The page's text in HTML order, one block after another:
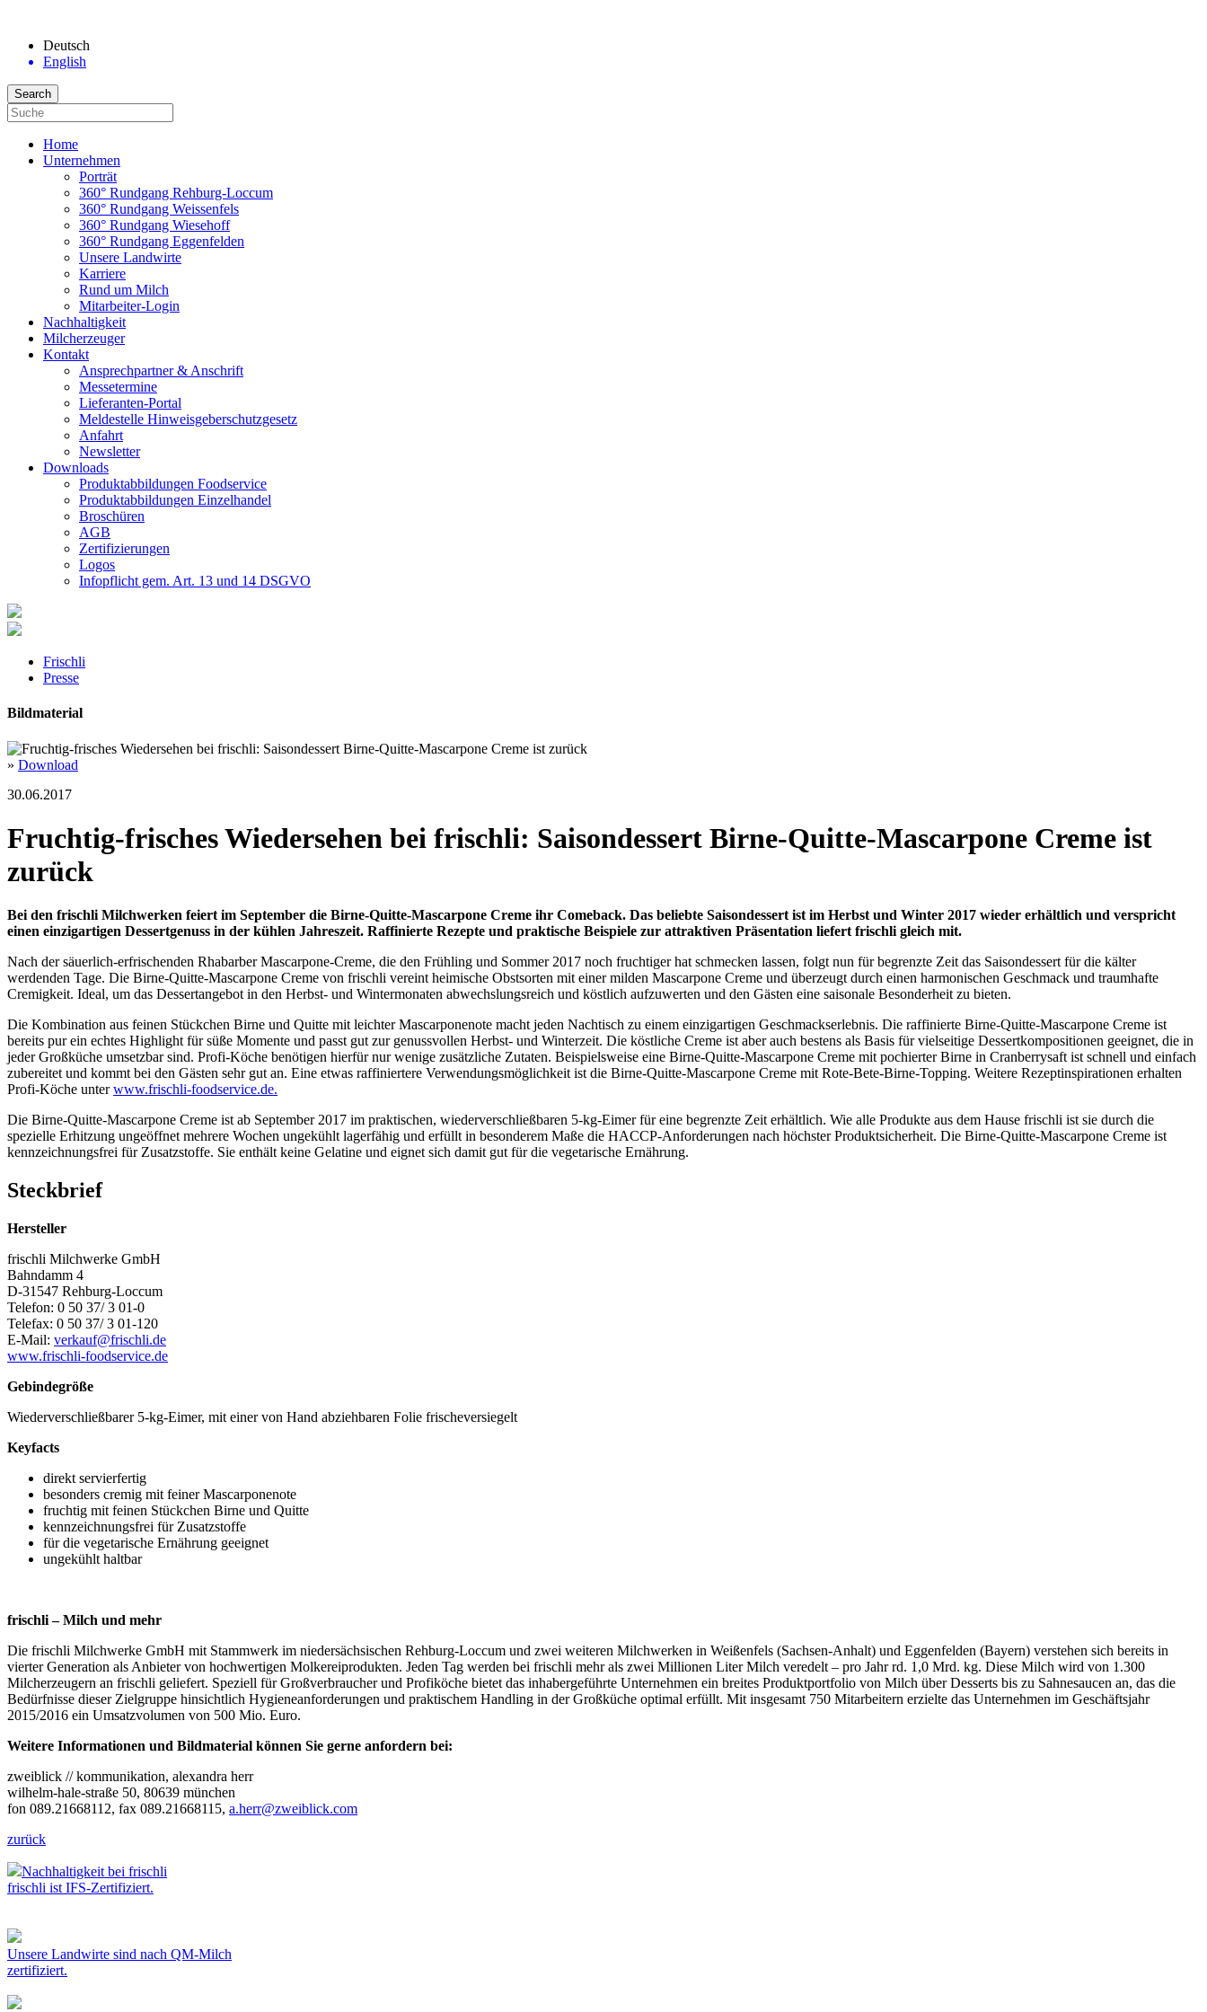
Deutsch
English
Home
Unternehmen
Porträt
360° Rundgang Rehburg-Loccum
360° Rundgang Weissenfels
360° Rundgang Wiesehoff
360° Rundgang Eggenfelden
Unsere Landwirte
Karriere
Rund um Milch
Mitarbeiter-Login
Nachhaltigkeit
Milcherzeuger
Kontakt
Ansprechpartner & Anschrift
Messetermine
Lieferanten-Portal
Meldestelle Hinweisgeberschutzgesetz
Anfahrt
Newsletter
Downloads
Produktabbildungen Foodservice
Produktabbildungen Einzelhandel
Broschüren
AGB
Zertifizierungen
Logos
Infopflicht gem. Art. 13 und 14 DSGVO
Frischli
Presse
Bildmaterial
» Download
30.06.2017
Fruchtig-frisches Wiedersehen bei frischli: Saisondessert Birne-Quitte-Mascarpone Creme ist
zurück
Bei den frischli Milchwerken feiert im September die Birne-Quitte-Mascarpone Creme ihr Comeback. Das beliebte Saisondessert ist im Herbst und Winter 2017 wieder erhältlich und verspricht
einen einzigartigen Dessertgenuss in der kühlen Jahreszeit. Raffinierte Rezepte und praktische Beispiele zur attraktiven Präsentation liefert frischli gleich mit.
Nach der säuerlich-erfrischenden Rhabarber Mascarpone-Creme, die den Frühling und Sommer 2017 noch fruchtiger hat schmecken lassen, folgt nun für begrenzte Zeit das Saisondessert für die kälter
werdenden Tage. Die Birne-Quitte-Mascarpone Creme von frischli vereint heimische Obstsorten mit einer milden Mascarpone Creme und überzeugt durch einen harmonischen Geschmack und traumhafte
Cremigkeit. Ideal, um das Dessertangebot in den Herbst- und Wintermonaten abwechslungsreich und köstlich aufzuwerten und den Gästen eine saisonale Besonderheit zu bieten.
Die Kombination aus feinen Stückchen Birne und Quitte mit leichter Mascarponenote macht jeden Nachtisch zu einem einzigartigen Geschmackserlebnis. Die raffinierte Birne-Quitte-Mascarpone Creme ist
bereits pur ein echtes Highlight für süße Momente und passt gut zur genussvollen Herbst- und Winterzeit. Die köstliche Creme ist aber auch bestens als Basis für vielseitige Dessertkompositionen geeignet, die in
jeder Großküche umsetzbar sind. Profi-Köche benötigen hierfür nur wenige zusätzliche Zutaten. Beispielsweise eine Birne-Quitte-Mascarpone Creme mit pochierter Birne in Cranberrysaft ist schnell und einfach
zubereitet und kommt bei den Gästen sehr gut an. Eine etwas raffiniertere Verwendungsmöglichkeit ist die Birne-Quitte-Mascarpone Creme mit Rote-Bete-Birne-Topping. Weitere Rezeptinspirationen erhalten
Profi-Köche unterwww.frischli-foodservice.de.
Die Birne-Quitte-Mascarpone Creme ist ab September 2017 im praktischen, wiederverschließbaren 5-kg-Eimer für eine begrenzte Zeit erhältlich. Wie alle Produkte aus dem Hause frischli ist sie durch die
spezielle Erhitzung ungeöffnet mehrere Wochen ungekühlt lagerfähig und erfüllt in besonderem Maße die HACCP-Anforderungen nach höchster Produktsicherheit. Die Birne-Quitte-Mascarpone Creme ist
kennzeichnungsfrei für Zusatzstoffe. Sie enthält keine Gelatine und eignet sich damit gut für die vegetarische Ernährung.
Steckbrief
Hersteller
frischli Milchwerke GmbH
Bahndamm 4
D-31547 Rehburg-Loccum
Telefon: 0 50 37/ 3 01-0
Telefax: 0 50 37/ 3 01-120
E-Mail: verkauf@frischli.de
www.frischli-foodservice.de
Gebindegröße
Wiederverschließbarer 5-kg-Eimer, mit einer von Hand abziehbaren Folie frischeversiegelt
Keyfacts
direkt servierfertig
besonders cremig mit feiner Mascarponenote
fruchtig mit feinen Stückchen Birne und Quitte
kennzeichnungsfrei für Zusatzstoffe
für die vegetarische Ernährung geeignet
ungekühlt haltbar
frischli – Milch und mehr
Die frischli Milchwerke GmbH mit Stammwerk im niedersächsischen Rehburg-Loccum und zwei weiteren Milchwerken in Weißenfels (Sachsen-Anhalt) und Eggenfelden (Bayern) verstehen sich bereits in
vierter Generation als Anbieter von hochwertigen Molkereiprodukten. Jeden Tag werden bei frischli mehr als zwei Millionen Liter Milch veredelt – pro Jahr rd. 1,0 Mrd. kg. Diese Milch wird von 1.300
Milcherzeugern an frischli geliefert. Speziell für Großverbraucher und Profiköche bietet das inhabergeführte Unternehmen ein breites Produktportfolio von Milch über Desserts bis zu Sahnesaucen an, das die
Bedürfnisse dieser Zielgruppe hinsichtlich Hygieneanforderungen und praktischem Handling in der Großküche optimal erfüllt. Mit insgesamt 750 Mitarbeitern erzielte das Unternehmen im Geschäftsjahr
2015/2016 ein Umsatzvolumen von 500 Mio. Euro.
Weitere Informationen und Bildmaterial können Sie gerne anfordern bei:
zweiblick // kommunikation, alexandra herr
wilhelm-hale-straße 50, 80639 münchen
fon 089.21668112, fax 089.21668115, a.herr@zweiblick.com
zurück
Nachhaltigkeit bei frischli
frischli ist IFS-Zertifiziert.
Unsere Landwirte sind nach QM-Milch
zertifiziert.